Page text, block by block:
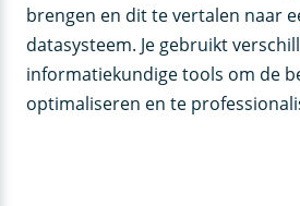
brengen en dit te vertalen naar
datasysteem. Je gebruikt
informatiekundige tools om de
optimaliseren en te